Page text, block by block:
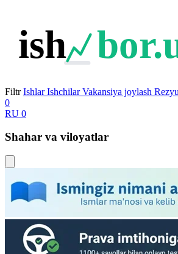
ish
Filtr Ishlar Ishchilar Vakansiya joylash
0
RU 0
Shahar va viloyatlar